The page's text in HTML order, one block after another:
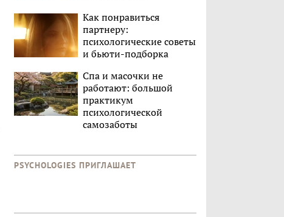
Как понравиться
партнеру:
психологические советы
и бьюти-подборка
Спа и масочки не
работают: большой
практикум
психологической
самозаботы
PSYCHOLOGIES ПРИГЛАШАЕТ